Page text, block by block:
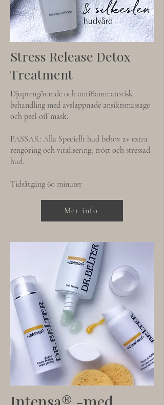
Stress Release Detox
Treatment
Djuprengörande och antiflammatorisk
behandling med avslappnade ansiktsmassage
och peel-off mask.
PASSAR: Alla Speciellt hud behov av extra
rengöring och vitalisering, trött och stressad
hud.
Tidsåtgång 60 minuter
Mer info